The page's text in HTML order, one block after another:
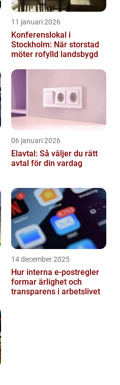
11 januari 2026
Konferenslokal i
Stockholm: När storstad
möter rofylld landsbygd
06 januari 2026
Elavtal: Så väljer du rätt
avtal för din vardag
14 december 2025
Hur interna e-postregler
formar ärlighet och
transparens i arbetslivet